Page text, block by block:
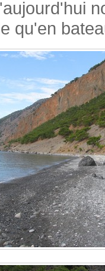
qu'en